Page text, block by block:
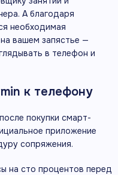
А благодаря
необходимая
вашем запястье —
в телефон и
к телефону
покупки смарт-
приложение
сопряжения.
на сто процентов перед